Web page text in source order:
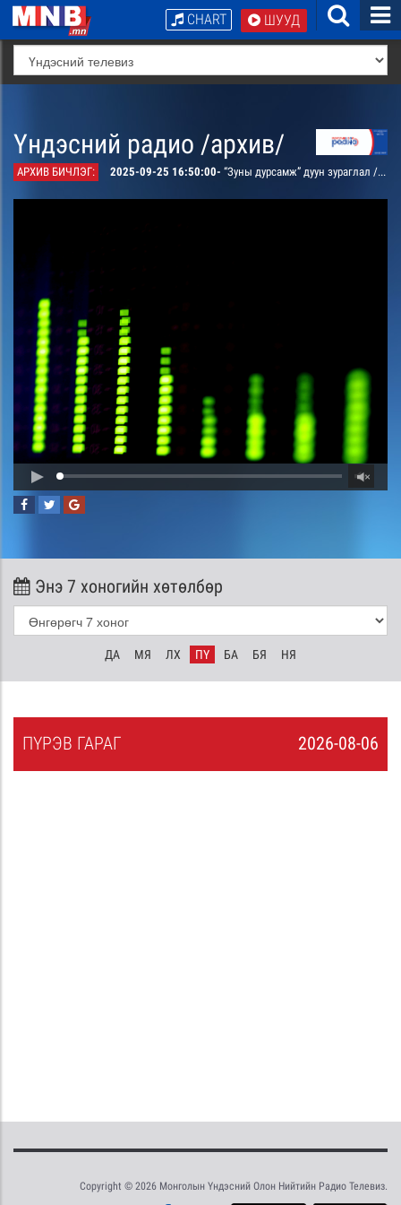
ШУУД
CHART
Үндэсний радио /архив/
АРХИВ БИЧЛЭГ: 2025-09-25 16:50:00- “Зуны дурсамж” дуун зураглал /давтана/
Энэ 7 хоногийн хөтөлбөр
ДА МЯ ЛХ ПҮ БА БЯ НЯ
2026-08-06
ПҮРЭВ ГАРАГ
Copyright © 2026 Монголын Үндэсний Олон Нийтийн Радио Телевиз.